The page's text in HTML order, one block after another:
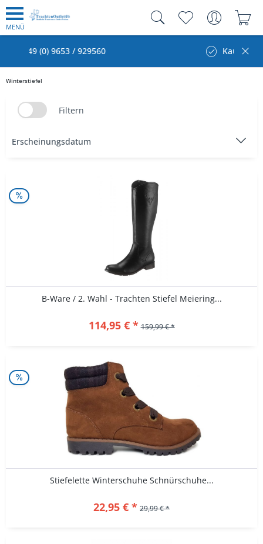
MENÜ
Kauf auf Rechnung
Winterstiefel
Filtern
B-Ware / 2. Wahl - Trachten Stiefel Meiering...
114,95 € * 159,99 € *
Stiefelette Winterschuhe Schnürschuhe...
22,95 € * 29,99 € *